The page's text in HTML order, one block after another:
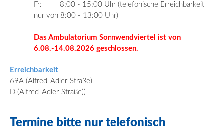
Fr:
8:00 - 15:00 Uhr (telefonische Erreichbarkeit
nur von 8:00 - 13:00 Uhr)
Das Ambulatorium Sonnwendviertel ist von
6.08.-14.08.2026 geschlossen.
Erreichbarkeit
69A (Alfred-Adler-Straße)
D (Alfred-Adler-Straße))
Termine bitte nur telefonisch